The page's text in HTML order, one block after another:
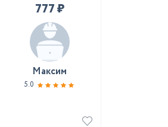
777 ₽
Максим
5.0